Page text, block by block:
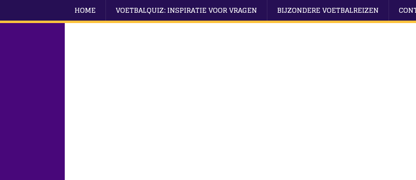
HOME VOETBALQUIZ: INSPIRATIE VOOR VRAGEN BIJZONDERE VOETBALREIZEN